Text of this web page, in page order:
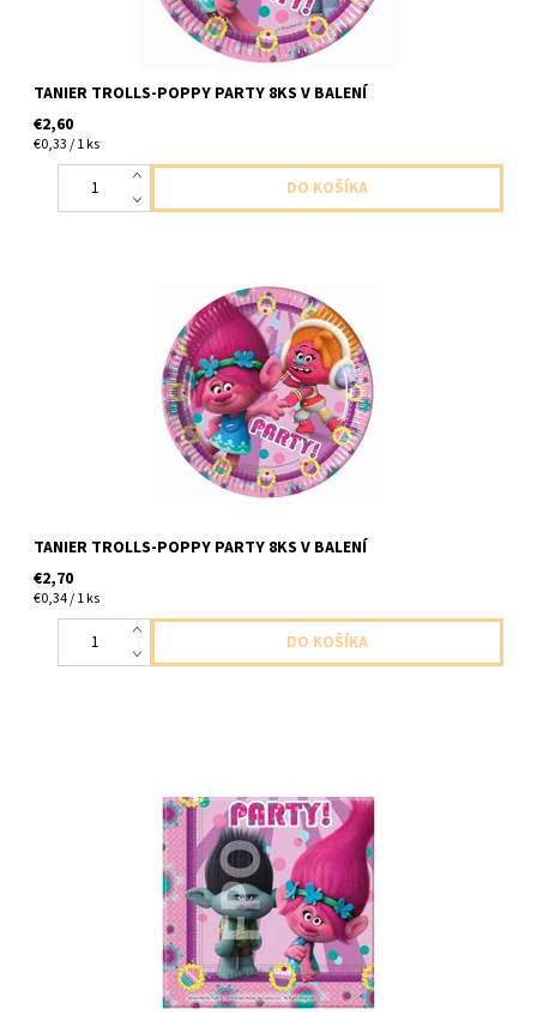
TANIER TROLLS-POPPY PARTY 8KS V BALENÍ
€2,60
€0,33 / 1 ks
papierovýtanier trlls poppy 8ks v balení velkost 23cm
TANIER TROLLS-POPPY PARTY 8KS V BALENÍ
€2,70
€0,34 / 1 ks
papierove servitky trolls poppy 2vrstvove 20ks v balení velkost